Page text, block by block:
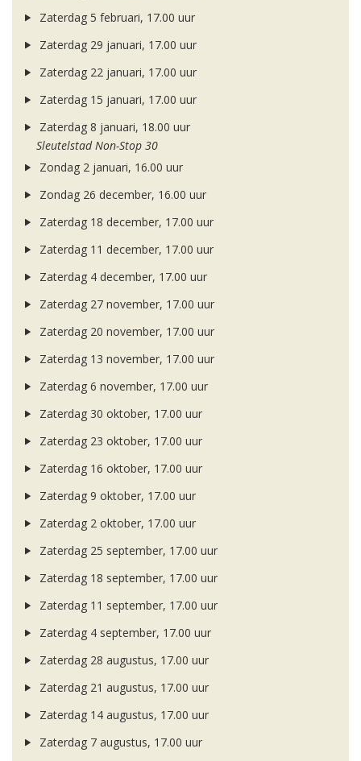
Zaterdag 5 februari, 17.00 uur
Zaterdag 29 januari, 17.00 uur
Zaterdag 22 januari, 17.00 uur
Zaterdag 15 januari, 17.00 uur
Zaterdag 8 januari, 18.00 uur
Sleutelstad Non-Stop 30
Zondag 2 januari, 16.00 uur
Zondag 26 december, 16.00 uur
Zaterdag 18 december, 17.00 uur
Zaterdag 11 december, 17.00 uur
Zaterdag 4 december, 17.00 uur
Zaterdag 27 november, 17.00 uur
Zaterdag 20 november, 17.00 uur
Zaterdag 13 november, 17.00 uur
Zaterdag 6 november, 17.00 uur
Zaterdag 30 oktober, 17.00 uur
Zaterdag 23 oktober, 17.00 uur
Zaterdag 16 oktober, 17.00 uur
Zaterdag 9 oktober, 17.00 uur
Zaterdag 2 oktober, 17.00 uur
Zaterdag 25 september, 17.00 uur
Zaterdag 18 september, 17.00 uur
Zaterdag 11 september, 17.00 uur
Zaterdag 4 september, 17.00 uur
Zaterdag 28 augustus, 17.00 uur
Zaterdag 21 augustus, 17.00 uur
Zaterdag 14 augustus, 17.00 uur
Zaterdag 7 augustus, 17.00 uur